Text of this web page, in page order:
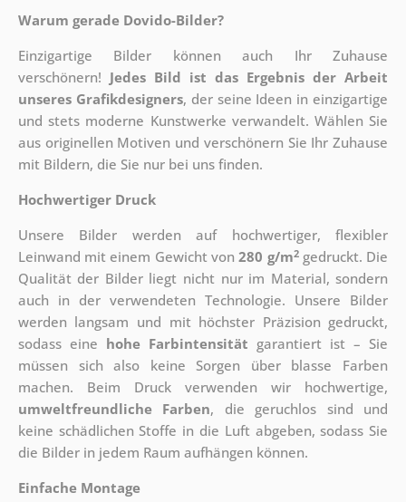
Warum gerade Dovido-Bilder?
Einzigartige Bilder können auch Ihr Zuhause
verschönern! Jedes Bild ist das Ergebnis der Arbeit
unseres Grafikdesigners, der seine Ideen in einzigartige
und stets moderne Kunstwerke verwandelt. Wählen Sie
aus originellen Motiven und verschönern Sie Ihr Zuhause
mit Bildern, die Sie nur bei uns finden.
Hochwertiger Druck
Unsere Bilder werden auf hochwertiger, flexibler
Leinwand mit einem Gewicht von280 g/m2gedruckt. Die
Qualität der Bilder liegt nicht nur im Material, sondern
auch in der verwendeten Technologie. Unsere Bilder
werden langsam und mit höchster Präzision gedruckt,
sodass eine hohe Farbintensität garantiert ist – Sie
müssen sich also keine Sorgen über blasse Farben
machen. Beim Druck verwenden wir hochwertige,
umweltfreundliche Farben, die geruchlos sind und
keine schädlichen Stoffe in die Luft abgeben, sodass Sie
die Bilder in jedem Raum aufhängen können.
Einfache Montage